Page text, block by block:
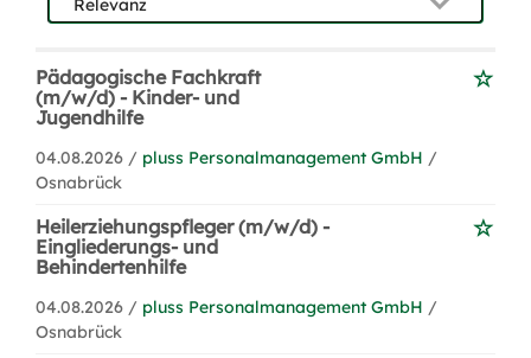
Pädagogische Fachkraft
(m/w/d) - Kinder- und
Jugendhilfe
04.08.2026 / pluss Personalmanagement GmbH /
Osnabrück
Heilerziehungspfleger (m/w/d) -
Eingliederungs- und
Behindertenhilfe
04.08.2026 / pluss Personalmanagement GmbH /
Osnabrück